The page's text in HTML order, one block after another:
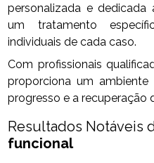
personalizada e dedicada
um tratamento
individuais de cada caso.
Com profissionais
proporciona um
progresso e a recuperação
Resultados Notáveis
funcional